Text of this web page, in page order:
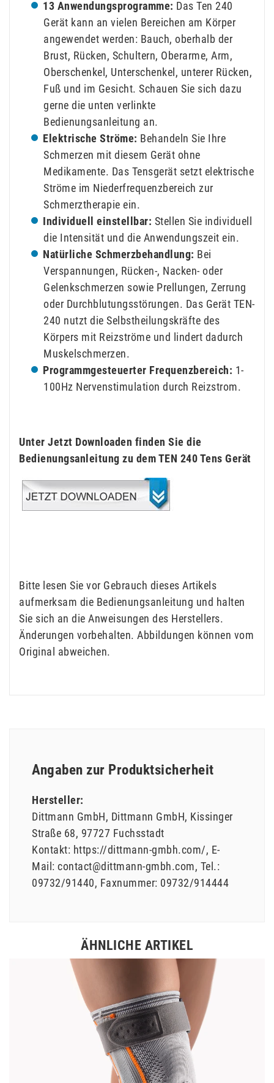
13 Anwendungsprogramme: Das Ten 240
Gerät kann an vielen Bereichen am Körper
angewendet werden: Bauch, oberhalb der
Brust, Rücken, Schultern, Oberarme, Arm,
Oberschenkel, Unterschenkel, unterer Rücken,
Fuß und im Gesicht. Schauen Sie sich dazu
gerne die unten verlinkte
Bedienungsanleitung an.
Elektrische Ströme: Behandeln Sie Ihre
Schmerzen mit diesem Gerät ohne
Medikamente. Das Tensgerät setzt elektrische
Ströme im Niederfrequenzbereich zur
Schmerztherapie ein.
Individuell einstellbar: Stellen Sie individuell
die Intensität und die Anwendungszeit ein.
Natürliche Schmerzbehandlung: Bei
Verspannungen, Rücken-, Nacken- oder
Gelenkschmerzen sowie Prellungen, Zerrung
oder Durchblutungsstörungen. Das Gerät TEN-
240 nutzt die Selbstheilungskräfte des
Körpers mit Reizströme und lindert dadurch
Muskelschmerzen.
Programmgesteuerter Frequenzbereich: 1-
100Hz Nervenstimulation durch Reizstrom.
Unter Jetzt Downloaden finden Sie die
Bedienungsanleitung zu dem TEN 240 Tens Gerät
Bitte lesen Sie vor Gebrauch dieses Artikels
aufmerksam die Bedienungsanleitung und halten
Sie sich an die Anweisungen des Herstellers.
Änderungen vorbehalten. Abbildungen können vom
Original abweichen.
Angaben zur Produktsicherheit
Hersteller:
Dittmann GmbH Dittmann GmbH Kissinger
Straße 68 97727 Fuchsstadt
Kontakt: https://dittmann-gmbh.com/ E-
Mail: contact@dittmann-gmbh.com Tel.:
09732/91440 Faxnummer: 09732/914444
ÄHNLICHE ARTIKEL